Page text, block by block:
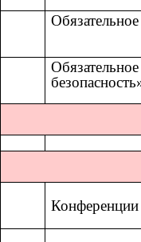
Конференции